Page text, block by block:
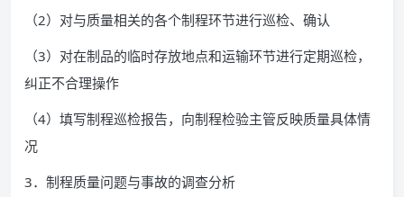
（2）对与质量相关的各个制程环节进行巡检、确认
（3）对在制品的临时存放地点和运输环节进行定期巡检，
纠正不合理操作
（4）填写制程巡检报告，向制程检验主管反映质量具体情
况
3．制程质量问题与事故的调查分析